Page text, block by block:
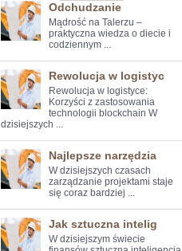
Odchudzanie
Mądrość na Talerzu –
praktyczna wiedza o diecie i
codziennym ...
Rewolucja w logistyc
Rewolucja ⁢w⁢ logistyce:
Korzyści z zastosowania⁤
technologii blockchain W
dzisiejszych ...
Najlepsze narzędzia
W dzisiejszych czasach
zarządzanie projektami staje
się coraz bardziej ...
Jak sztuczna intelig
W dzisiejszym świecie